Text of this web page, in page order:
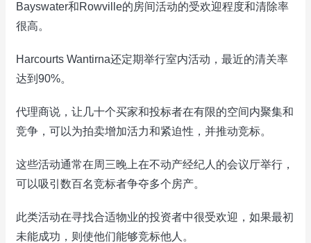
Bayswater和Rowville的房间活动的受欢迎程度和清除率
很高。
Harcourts Wantirna还定期举行室内活动，最近的清关率
达到90%。
代理商说，让几十个买家和投标者在有限的空间内聚集和
竞争，可以为拍卖增加活力和紧迫性，并推动竞标。
这些活动通常在周三晚上在不动产经纪人的会议厅举行，
可以吸引数百名竞标者争夺多个房产。
此类活动在寻找合适物业的投资者中很受欢迎，如果最初
未能成功，则使他们能够竞标他人。